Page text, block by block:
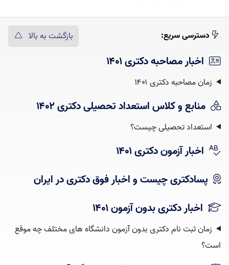
دسترسی سریع: بازگشت به بالا
اخبار مصاحبه دکتری ۱۴۰۱
زمان مصاحبه دکتری ۱۴۰۱
منابع و کلاس استعداد تحصیلی دکتری ۱۴۰۲
استعداد تحصیلی چیست؟‌
اخبار آزمون دکتری ۱۴۰۱
پسادکتری چیست و اخبار فوق دکتری در ایران
اخبار دکتری بدون آزمون ۱۴۰۱
زمان ثبت نام دکتری بدون آزمون دانشگاه های مختلف چه موقع
است؟